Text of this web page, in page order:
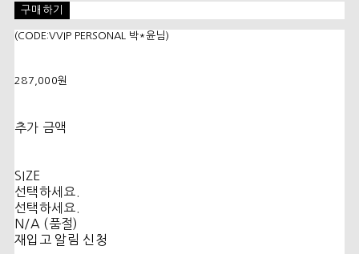
구매하기
(CODE:VVIP PERSONAL 박*윤님)
287,000원
추가 금액
SIZE
선택하세요.
선택하세요.
N/A (품절)
재입고 알림 신청